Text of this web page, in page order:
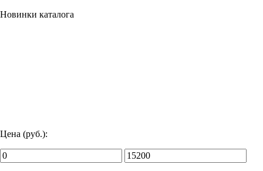
Новинки каталога
Цена (руб.):